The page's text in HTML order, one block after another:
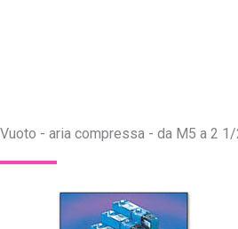
Vuoto - aria compressa - da M5 a 2 1/